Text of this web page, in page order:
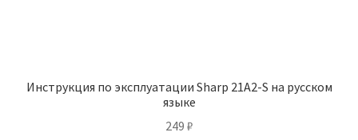
Инструкция по эксплуатации Sharp 21A2-S на русском
языке
249 ₽